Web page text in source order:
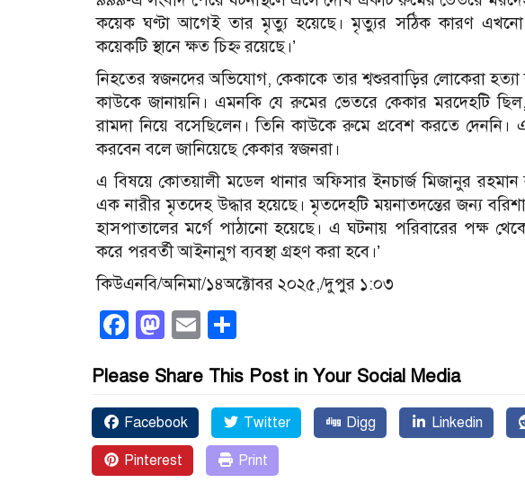
কয়েক ঘণ্টা আগেই তার মৃত্যু হয়েছে। মৃত্যুর সঠিক কারণ এখনো
কয়েকটি স্থানে ক্ষত চিহ্ন রয়েছে।’
নিহতের স্বজনদের অভিযোগ, কেকাকে তার শ্বশুরবাড়ির লোকেরা
কাউকে জানায়নি। এমনকি যে রুমের ভেতরে কেকার মরদেহটি
রামদা নিয়ে বসেছিলেন। তিনি কাউকে রুমে প্রবেশ করতে দেননি।
করবেন বলে জানিয়েছে কেকার স্বজনরা।
এ বিষয়ে কোতয়ালী মডেল থানার অফিসার ইনচার্জ মিজানুর
এক নারীর মৃতদেহ উদ্ধার হয়েছে। মৃতদেহটি ময়নাতদন্তের জন্য
হাসপাতালের মর্গে পাঠানো হয়েছে। এ ঘটনায় পরিবারের পক্ষ
করে পরবর্তী আইনানুগ ব্যবস্থা গ্রহণ করা হবে।’
কিউএনবি/অনিমা/১৪অক্টোবর ২০২৫,/দুপুর ১:০৩
Facebook
Mastodon
Email
Please Share This Post in Your Social Media
Facebook Twitter Digg Linkedin
Pinterest Print